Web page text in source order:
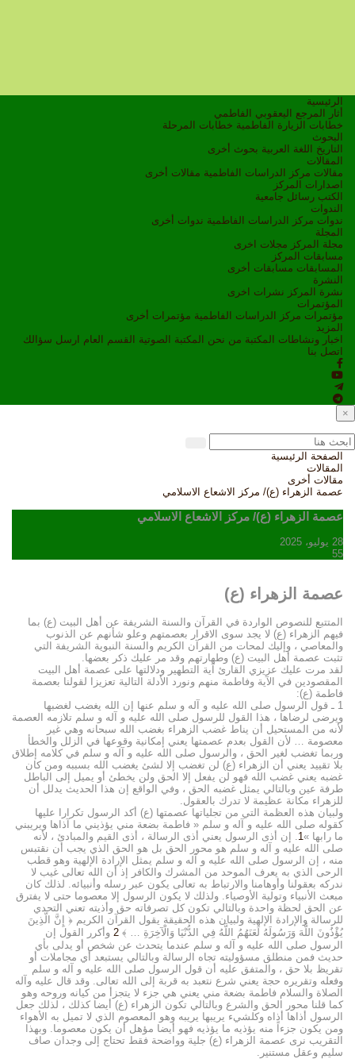
الرئيسية
أثار المرجع اليعقوبي الفاطمي
خطابات الزيارة الفاطمية خطابات المرحلة
البحوث
التاريخ
اللغة العربية بحوث أخرى
المقالات
مقالات مركز الدراسات الفاطمية مقالات أخرى
اصدارات المركز
الكتب رسائل جامعية
الندوات
ندوات مركز الدراسات الفاطمية ندوات أخرى
المجلة
مجلة المركز مجلات اخرى
مسابقات المركز
المسابقات مسابقات أخرى
النشرة
نشرة المركز نشرات اخرى
المؤتمرات
مؤتمرات مركز الدراسات الفاطمية مؤتمرات أخرى
المزيد
اخبار ونشاطات
المكتبة من نحن المكتبة الصوتية القسم العام ارسل سؤالك
اتصل بنا
×
الصفحة الرئيسية
المقالات
مقالات أخرى
عصمة الزهراء (ع)/ مركز الاشعاع الاسلامي
عصمة الزهراء (ع)/ مركز الاشعاع الاسلامي
28 يوليو، 2025
55
عصمة الزهراء (ع)
المتتبع للنصوص الواردة في القرآن والسنة الشريفة عن أهل البيت (ع) بما
فيهم الزهراء (ع) لا يجد سوى الاقرار بعصمتهم وعلو شأنهم عن الذنوب
والمعاصي ، وإليك لمحات من القرآن الكريم والسنة النبوية الشريفة التي
تثبت عصمة أهل البيت (ع) وطهارتهم وقد مر عليك ذكر بعضها.
لقد مرت عليك عزيزي القارئ آية التطهير ودلالتها على عصمة أهل البيت
المقصودين في الآية وفاطمة منهم ونورد الأدلة التالية تعزيزا لقولنا بعصمة
فاطمة (ع):
1 ـ قول الرسول صلى الله عليه و آله و سلم عنها إن الله يغضب لغضبها
ويرضى لرضاها ، هذا القول للرسول صلى الله عليه و آله و سلم تلازمه العصمة
لأنه من المستحيل أن يناط غضب الزهراء بغضب الله سبحانه وهي غير
معصومة … لأن القول بعدم عصمتها يعني إمكانية وقوعها في الزلل والخطأ
وربما تغضب لغير الحق ، والرسول صلى الله عليه و آله و سلم في كلامه إطلاق
بلا تقييد يعني أن الزهراء (ع) لن تغضب إلا لشئ يغضب الله بسببه ومن كان
غضبه يعني غضب الله فهو لن يفعل إلا الحق ولن يخطئ أو يميل إلى الباطل
طرفة عين وبالتالي يمثل غضبه الحق ، وفي الواقع إن هذا الحديث يدلل أن
للزهراء مكانة عظيمة لا تدرك بالعقول.
ولبيان هذه العظمة التي من تجلياتها عصمتها (ع) أكد الرسول تكرارا عليها
كقوله صلى الله عليه و آله و سلم « فاطمة بضعة مني يؤذيني ما آذاها ويريبني
ما رابها » 1 . إن أذى الرسول يعني أذى الرسالة ، أذى القيم والمبادئ ، لأنه
صلى الله عليه و آله و سلم هو محور الحق بل هو الحق الذي يجب أن نقتبس
منه ، إن الرسول صلى الله عليه و آله و سلم يمثل الإرادة الإلهية وهو قطب
الرحى الذي به يعرف الموحد من المشرك والكافر إذ أن الله تعالى غيب لا
ندركه بعقولنا وأوهامنا والارتباط به تعالى يكون عبر رسله وأنبيائه. لذلك كان
مبعث الأنبياء وتولية الأوصياء. ولذلك لا يكون الرسول إلا معصوما حتى لا يفترق
عن الحق لحظة واحدة وبالتالي تكون كل تصرفاته حق وأذيته تعني التحدي
للرسالة والإرادة الإلهية ولبيان هذه الحقيقة يقول القرآن الكريم ﴿ إِنَّ الَّذِينَ
يُؤْذُونَ اللَّهَ وَرَسُولَهُ لَعَنَهُمُ اللَّهُ فِي الدُّنْيَا وَالْآخِرَةِ … ﴾ 2 وأكرر القول إن
الرسول صلى الله عليه و آله و سلم عندما يتحدث عن شخص أو يدلى بأي
حديث فمن منطلق مسؤوليته تجاه الرسالة وبالتالي يستبعد أي مجاملات أو
تقريظ بلا حق ، والمتفق عليه أن قول الرسول صلى الله عليه و آله و سلم
وفعله وتقريره حجة يعني شرع نتعبد به قربة إلى الله تعالى. وقد قال عليه وآله
الصلاة والسلام فاطمة بضعة مني يعني هي جزء لا يتجزأ من كيانه وروحه وهو
كما قلنا محور الحق والشرع وبالتالي تكون الزهراء (ع) أيضا كذلك ، لذلك جعل
الرسول أذاها أذاه وكلشيء يريبها يريبه وهو المعصوم الذي لا تميل به الأهواء
ومن يكون جزءاً منه يؤذيه ما يؤذيه فهو أيضا مؤهل أن يكون معصوما. وبهذا
التقريب نرى عصمة الزهراء (ع) جلية وواضحة فقط تحتاج إلى وجدان صاف
سليم وعقل مستنير.